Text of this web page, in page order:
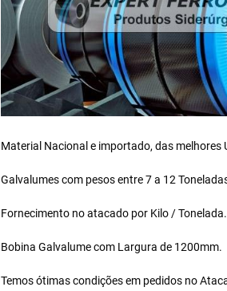
Material Nacional e importado, das melhores
Galvalumes com pesos entre 7 a 12
Fornecimento no atacado por Kilo / Tonelada.
Bobina Galvalumecom Largura de 1200mm.
Temos ótimas condições em pedidos no